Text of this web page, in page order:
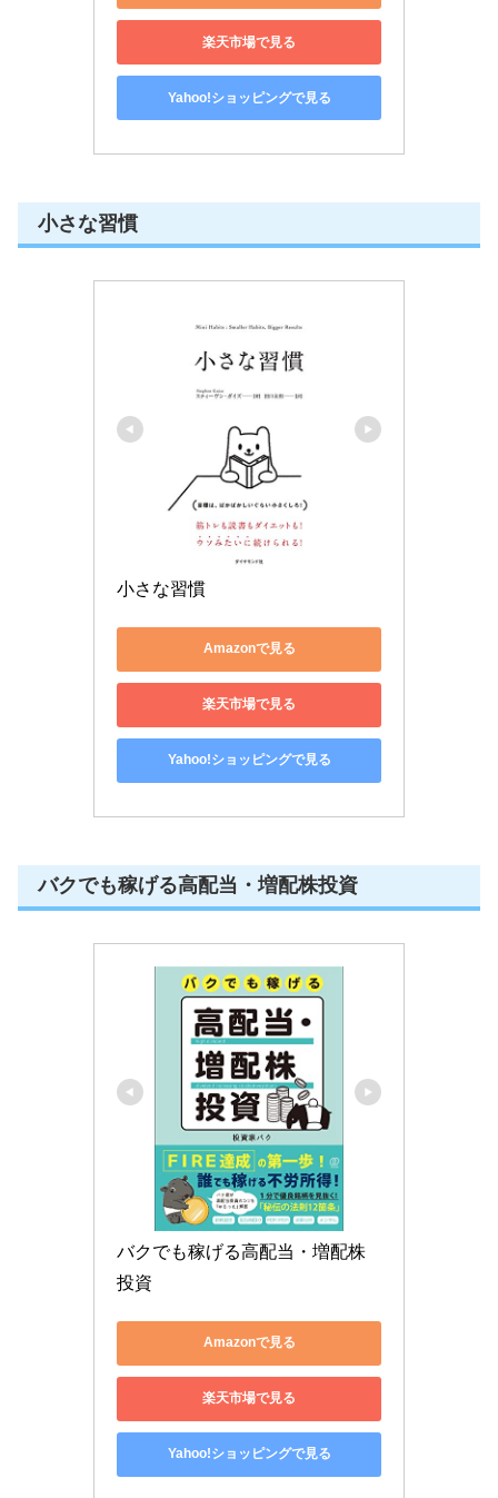
楽天市場で見る
Yahoo!ショッピングで見る
小さな習慣
小さな習慣
Amazonで見る
楽天市場で見る
Yahoo!ショッピングで見る
バクでも稼げる高配当・増配株投資
バクでも稼げる高配当・増配株
投資
Amazonで見る
楽天市場で見る
Yahoo!ショッピングで見る